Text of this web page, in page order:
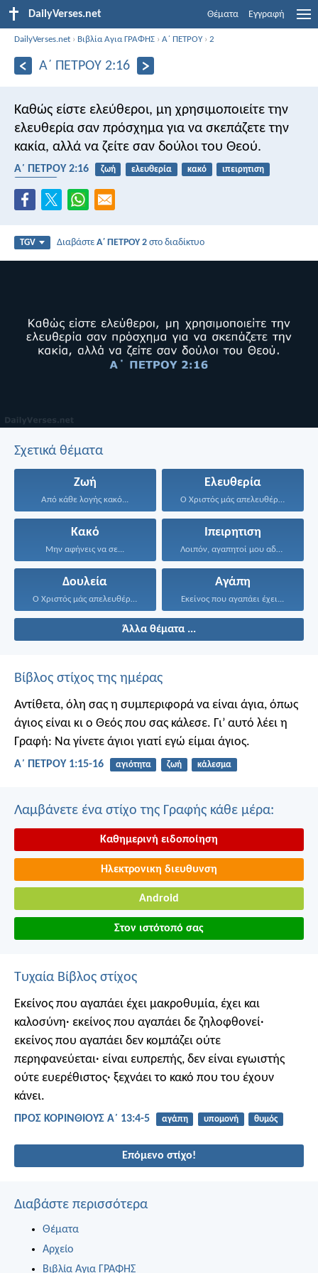
DailyVerses.net Θέματα Εγγραφή
DailyVerses.net › Βιβλία Αγια ΓΡΑΦΗΣ ›Α΄ ΠΕΤΡΟΥ ›2
Α΄ ΠΕΤΡΟΥ 2:16
Καθώς είστε ελεύθεροι, μη χρησιμοποιείτε την
ελευθερία σαν πρόσχημα για να σκεπάζετε την
κακία, αλλά να ζείτε σαν δούλοι του Θεού.
Α΄ ΠΕΤΡΟΥ 2:16 ζωή ελευθερία κακό
ιπειρητιση
TGV ΔιαβάστεΑ΄ ΠΕΤΡΟΥ 2 στο διαδίκτυο
Σχετικά θέματα
Ζωή
Από κάθε λογής κακό...
Ελευθερία
Ο Χριστός μάς απελευθέρωσε...
Κακό
Μην αφήνεις να σε...
Ιπειρητιση
Λοιπόν, αγαπητοί μου αδερφοί...
Δουλεία
Ο Χριστός μάς απελευθέρωσε...
Αγάπη
Εκείνος που αγαπάει έχει...
Άλλα θέματα ...
Βίβλος στίχος της ημέρας
Αντίθετα, όλη σας η συμπεριφορά να είναι άγια, όπως
άγιος είναι κι ο Θεός που σας κάλεσε. Γι’ αυτό λέει η
Γραφή: Να γίνετε άγιοι γιατί εγώ είμαι άγιος.
Α΄ ΠΕΤΡΟΥ 1:15-16 αγιότητα ζωή κάλεσμα
Λαμβάνετε ένα στίχο της Γραφής κάθε μέρα:
Καθημερινή ειδοποίηση
Ηλεκτρονικη διευθυνση
Android
Στον ιστότοπό σας
Τυχαία Βίβλος στίχος
Εκείνος που αγαπάει έχει μακροθυμία, έχει και
καλοσύνη· εκείνος που αγαπάει δε ζηλοφθονεί·
εκείνος που αγαπάει δεν κομπάζει ούτε
περηφανεύεται· είναι ευπρεπής, δεν είναι εγωιστής
ούτε ευερέθιστος· ξεχνάει το κακό που του έχουν
κάνει.
ΠΡΟΣ ΚΟΡΙΝΘΙΟΥΣ Α΄ 13:4-5 αγάπη υπομονή θυμός
Επόμενο στίχο!
Διαβάστε περισσότερα
Θέματα
Αρχείο
Βιβλία Αγια ΓΡΑΦΗΣ